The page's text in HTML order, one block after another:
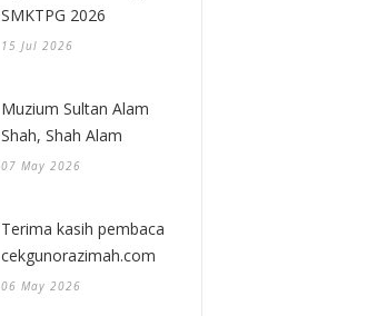
SMKTPG 2026
15 Jul 2026
Muzium Sultan Alam
Shah, Shah Alam
07 May 2026
Terima kasih pembaca
cekgunorazimah.com
06 May 2026